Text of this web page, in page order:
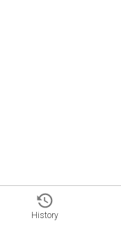
History